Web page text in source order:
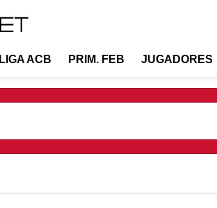
LIGA ACB PRIM. FEB JUGADORES